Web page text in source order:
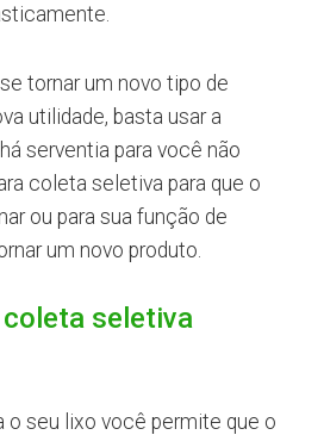
tornar um novo tipo de
utilidade, basta usar a
serventia para você não
coleta seletiva para que o
ou para sua função de
um novo produto.
seletiva
o seu lixo você permite que o